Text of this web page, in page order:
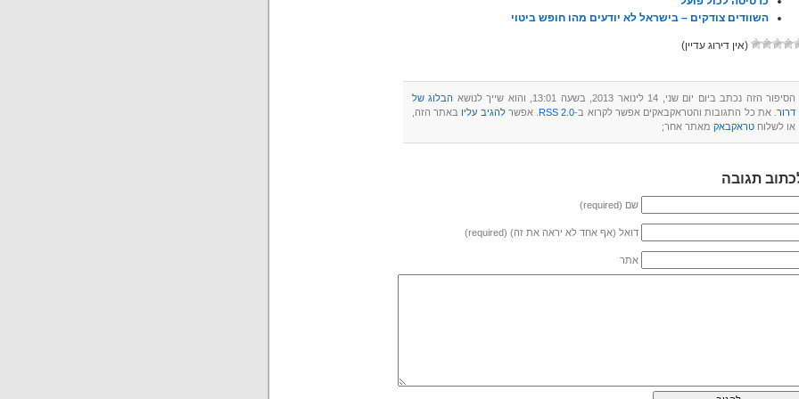
השוודים צודקים – בישראל לא יודעים מהו חופש ביטוי
(אין דירוג עדיין)
הסיפור הזה נכתב ביום יום שני, 14 לינואר 2013, בשעה 13:01, והוא שייך לנושא
הבלוג של
דרור. את כל התגובות והטראקבאקים אפשר לקרוא ב-RSS 2.0‏. אפשרלהגיב עליו באתר הזה,
או לשלוח טראקבאק מאתר אחר;
תגובה
שם (required)
דואל (אף אחד לא יראה את זה) (required)
אתר